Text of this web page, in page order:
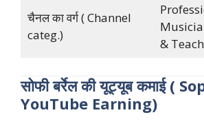
चैनल का वर्ग ( Channel
categ.)
&
सोफी बर्रेल की यूट्यूब कमाई(
YouTube Earning)